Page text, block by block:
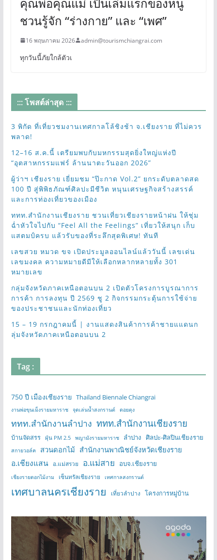
ชวนรู้จัก “ร่างกาย” และ “เพศ”
16 พฤษภาคม 2026 admin@tourismchiangrai.com
ทุกวันนี้ภัยใกล้ตัวเ
::: โพสต์ล่าสุด :::
3 พิกัด ที่เที่ยวชมงานเทศกาลโล้ชิงช้า จ.เชียงราย ที่ไม่ควร
พลาด!
12–16 ส.ค.นี้ เตรียมพบกับมหกรรมสุดยิ่งใหญ่แห่งปี
“อุตสาหกรรมแฟร์ ล้านนาตะวันออก 2026”
ผู้ว่าฯ เชียงราย เยี่ยมชม “ป๊ะกาด Vol.2” ยกระดับตลาดสด
100 ปี สู่พิพิธภัณฑ์ศิลปะมีชีวิต หนุนเศรษฐกิจสร้างสรรค์
และการท่องเที่ยวของเมือง
ททท.สำนักงานเชียงราย ชวนเที่ยวเชียงรายหน้าฝน ให้ชุ่ม
ฉ่ำหัวใจไปกับ “Feel All the Feelings” เที่ยวให้สนุก เก็บ
แสตมป์ครบ แล้วรับของที่ระลึกสุดพิเศษ! ทันที
เลขสวย หมวด ขจ เปิดประมูลออนไลน์แล้ววันนี้ เลขเด่น
เลขมงคล ความหมายดีมีให้เลือกหลากหลายทั้ง 301
หมายเลข
กลุ่มจังหวัดภาคเหนือตอนบน 2 เปิดตัวโครงการบูรณาการ
การค้า การลงทุน ปี 2569 ชู 2 กิจกรรมกระตุ้นการใช้จ่าย
ของประชาชนและนักท่องเที่ยว
15 – 19 กรกฎาคมนี้ | งานแสดงสินค้าการค้าชายแแดนก
ลุ่มจังหวัดภาคเหนือตอนบน 2
Tag :
750 ปี เมืองเชียงราย Thailand Biennale Chiangrai
งานพ่อขุนเม็งรายมหาราช จุดเล่นน้ำสงกรานต์ ดอยตุง
ททท.สำนักงานลำปาง ททท.สำนักงานเชียงราย
บ้านจัดสรร ฝุ่น PM 2.5 พญามังรายมหาราช ลำปาง ศิลปะ-ศิลปินเชียงราย
สกายวอล์ค สวนดอกไม้ สำนักงานพาณิชย์จังหวัดเชียงราย
อ.เชียงแสน อ.แม่สรวย อ.แม่สาย อบจ.เชียงราย
เชียงรายดอกไม้งาม เซ็นทรัลเชียงราย เทศกาลสงกรานต์
เทศบาลนครเชียงราย เที่ยวลำปาง โครงการหมู่บ้าน